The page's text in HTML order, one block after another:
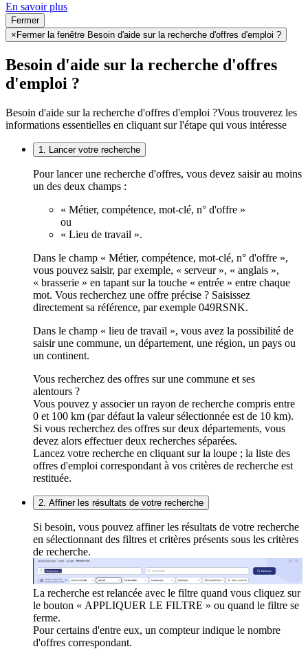
En savoir plus
Fermer
× Fermer la fenêtre Besoin d'aide sur la recherche d'offres d'emploi ?
Besoin d'aide sur la recherche d'offres
d'emploi ?
Besoin d'aide sur la recherche d'offres d'emploi ?Vous trouverez les
informations essentielles en cliquant sur l'étape qui vous intéresse
1. Lancer votre recherche
Pour lancer une recherche d'offres, vous devez saisir au moins
un des deux champs :
« Métier, compétence, mot-clé, n° d'offre »
ou
« Lieu de travail ».
Dans le champ « Métier, compétence, mot-clé, n° d'offre »,
vous pouvez saisir, par exemple, « serveur », « anglais »,
« brasserie » en tapant sur la touche « entrée » entre chaque
mot. Vous recherchez une offre précise ? Saisissez
directement sa référence, par exemple 049RSNK.
Dans le champ « lieu de travail », vous avez la possibilité de
saisir une commune, un département, une région, un pays ou
un continent.
Vous recherchez des offres sur une commune et ses
alentours ?
Vous pouvez y associer un rayon de recherche compris entre
0 et 100 km (par défaut la valeur sélectionnée est de 10 km).
Si vous recherchez des offres sur deux départements, vous
devez alors effectuer deux recherches séparées.
Lancez votre recherche en cliquant sur la loupe ; la liste des
offres d'emploi correspondant à vos critères de recherche est
restituée.
2. Affiner les résultats de votre recherche
Si besoin, vous pouvez affiner les résultats de votre recherche
en sélectionnant des filtres et critères présents sous les critères
de recherche.
La recherche est relancée avec le filtre quand vous cliquez sur
le bouton « APPLIQUER LE FILTRE » ou quand le filtre se
ferme.
Pour certains d'entre eux, un compteur indique le nombre
d'offres correspondant.